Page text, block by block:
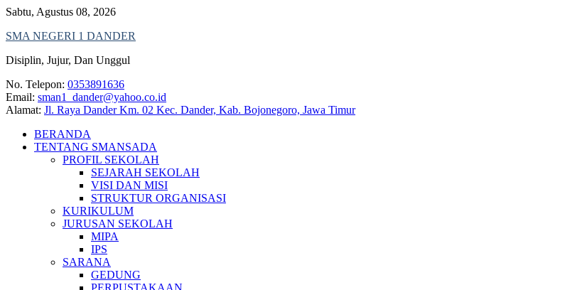
Skip
content
Sabtu, Agustus 08, 2026
SMA NEGERI 1 DANDER
Disiplin, Jujur, Dan Unggul
No. Telepon: 0353891636
Email: sman1_dander@yahoo.co.id
Alamat: Jl. Raya Dander Km. 02 Kec. Dander, Kab. Bojonegoro, Jawa Timur
BERANDA
TENTANG SMANSADA
PROFIL SEKOLAH
SEJARAH SEKOLAH
VISI DAN MISI
STRUKTUR ORGANISASI
KURIKULUM
JURUSAN SEKOLAH
MIPA
IPS
SARANA
GEDUNG
PERPUSTAKAAN